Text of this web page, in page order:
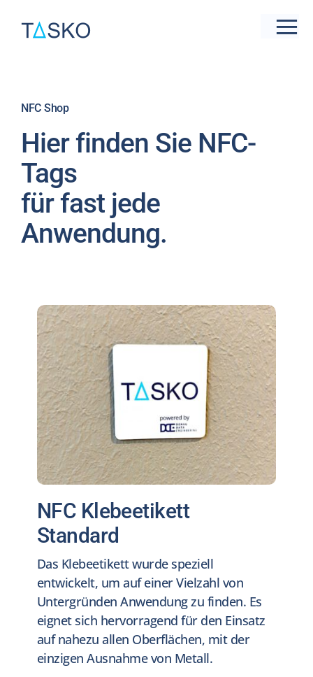
Inhalt
springen
Funktionen & Features
Preise
Referenzen
Kontakt
Jobs NEW
NFC Shop
Hier finden Sie NFC-
Tags
für fast jede
Anwendung.
NFC Klebeetikett
Standard
Das Klebeetikett wurde speziell
entwickelt, um auf einer Vielzahl von
Untergründen Anwendung zu finden. Es
eignet sich hervorragend für den Einsatz
auf nahezu allen Oberflächen, mit der
einzigen Ausnahme von Metall.